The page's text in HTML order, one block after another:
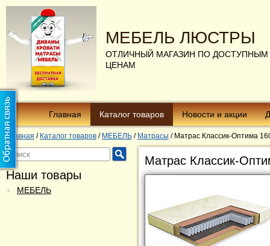
МЕБЕЛЬ ЛЮСТРЫ
ОТЛИЧНЫЙ МАГАЗИН ПО ДОСТУПНЫМ
ЦЕНАМ
Главная Каталог товаров Новости и акции
Главная / Каталог товаров / МЕБЕЛЬ / Матрасы / Матрас Классик-Оптима
Наши товары
МЕБЕЛЬ
Матрас Классик-